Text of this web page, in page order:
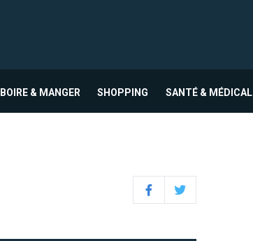
BOIRE & MANGER SHOPPING SANTÉ & MÉDICAL
FacebookTwitter